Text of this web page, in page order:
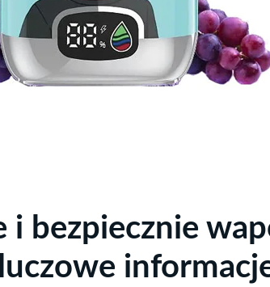
i bezpiecznie